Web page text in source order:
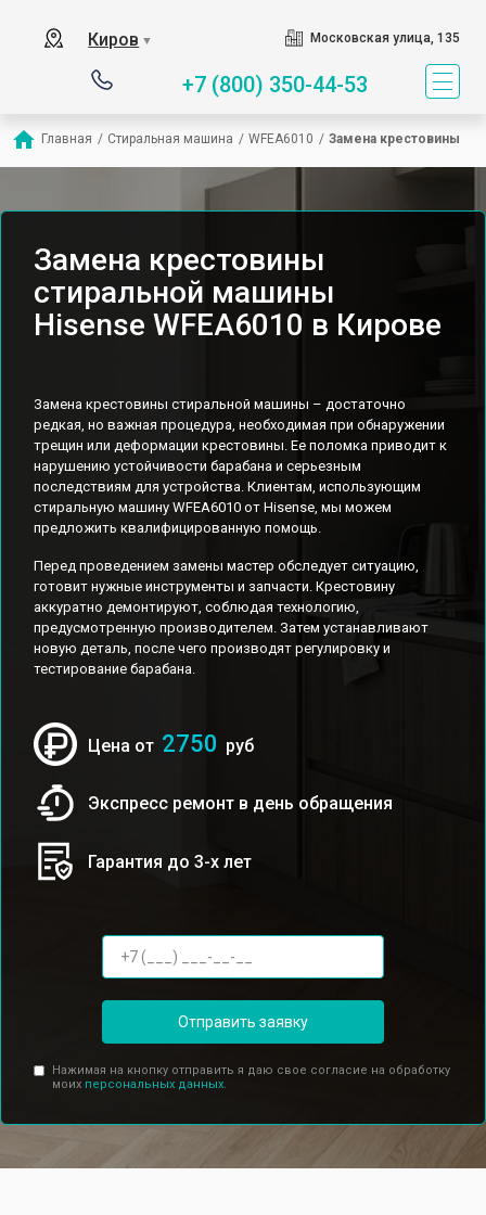
Киров ▼ Московская улица, 135
+7 (800) 350-44-53
Главная / Стиральная машина / WFEA6010 / Замена крестовины
Замена крестовины
стиральной машины
Hisense WFEA6010 в Кирове
Замена крестовины стиральной машины – достаточно
редкая, но важная процедура, необходимая при обнаружении
трещин или деформации крестовины. Ее поломка приводит к
нарушению устойчивости барабана и серьезным
последствиям для устройства. Клиентам, использующим
стиральную машину WFEA6010 от Hisense, мы можем
предложить квалифицированную помощь.
Перед проведением замены мастер обследует ситуацию,
готовит нужные инструменты и запчасти. Крестовину
аккуратно демонтируют, соблюдая технологию,
предусмотренную производителем. Затем устанавливают
новую деталь, после чего производят регулировку и
тестирование барабана.
Цена от 2750 руб
Экспресс ремонт в день обращения
Гарантия до 3-х лет
Отправить заявку
Нажимая на кнопку отправить я даю свое согласие на обработку
моих персональных данных.